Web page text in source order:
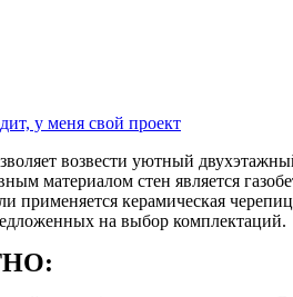
у меня свой проект
возвести уютный
материалом стен является
применяется керамическая
на выбор комплектаций.